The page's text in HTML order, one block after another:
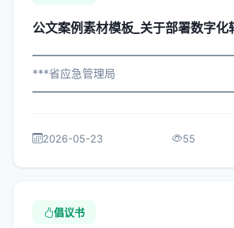
公文案例素材模板_关于部署数字化
***省应急管理局
机构： 为深入贯彻落实习近平总书...
2026-05-23 55
倡议书